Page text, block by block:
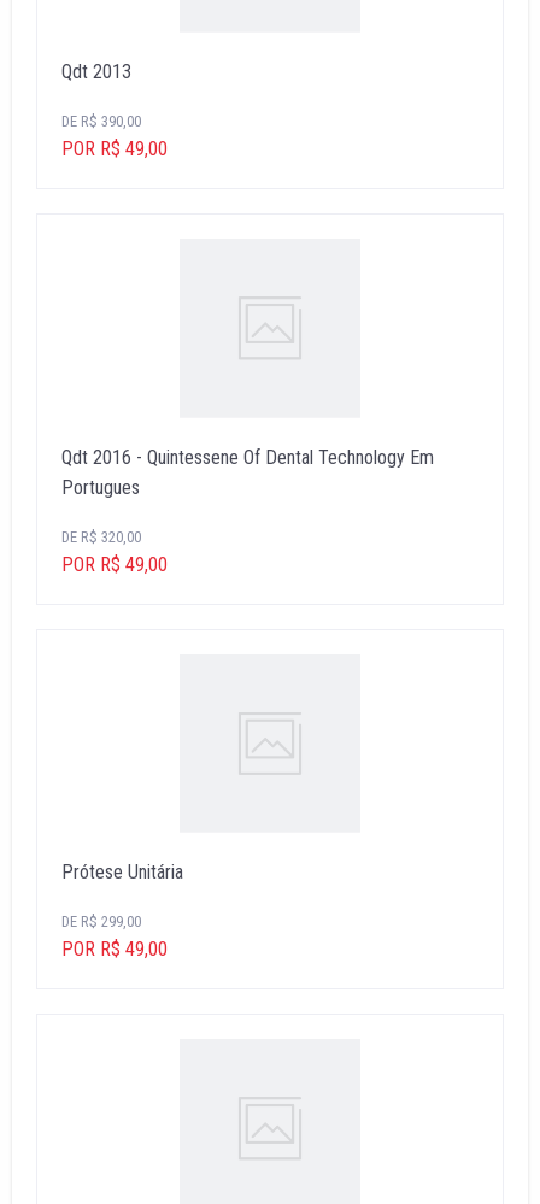
Qdt 2013
DE R$ 390,00
POR R$ 49,00
Qdt 2016 - Quintessene Of Dental Technology Em
Portugues
DE R$ 320,00
POR R$ 49,00
Prótese Unitária
DE R$ 299,00
POR R$ 49,00